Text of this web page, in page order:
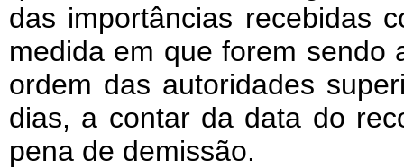
das importâncias recebidas
medida em que forem sendo
ordem das autoridades
dias, a contar da data do
pena de demissão.